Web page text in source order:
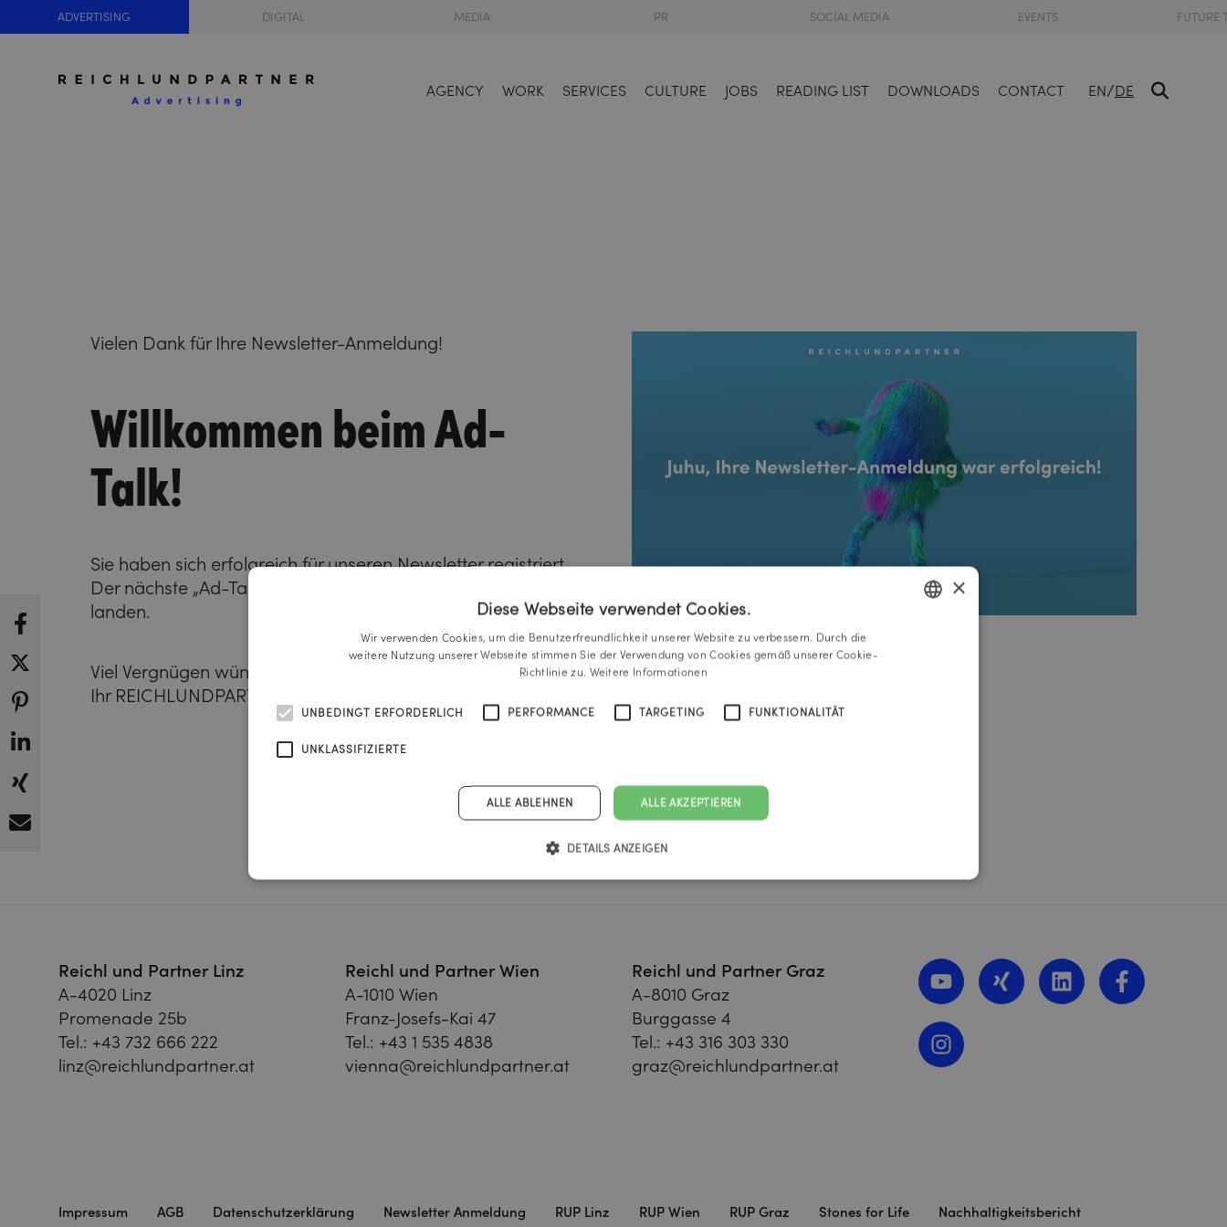
ADVERTISING DIGITAL MEDIA PR SOCIAL MEDIA EVENTS FUTURE
AGENCY WORK SERVICES CULTURE JOBS READING LIST DOWNLOADS CONTACT EN/DE
Vielen Dank für Ihre Newsletter-Anmeldung!
Willkommen beim Ad-
Talk!
Sie haben sich erfolgreich für unseren Newsletter registriert.
Der nächste „Ad-Talk“-Newsletter wird bald in Ihrem Postfach
landen.
Viel Vergnügen wünscht Ihnen
Ihr REICHLUNDPARTNER Team
Reichl und Partner Linz
A-4020 Linz
Promenade 25b
Tel.: +43 732 666 222
linz@reichlundpartner.at
Reichl und Partner Wien
A-1010 Wien
Franz-Josefs-Kai 47
Tel.: +43 1 535 4838
vienna@reichlundpartner.at
Reichl und Partner Graz
A-8010 Graz
Burggasse 4
Tel.: +43 316 303 330
graz@reichlundpartner.at
Impressum AGB Datenschutzerklärung Newsletter Anmeldung RUP Linz RUP Wien RUP Graz Stones for Life Nachhaltigkeitsbericht
×
Diese Webseite verwendet Cookies.
Wir verwenden Cookies, um die Benutzerfreundlichkeit unserer Website zu verbessern. Durch die
weitere Nutzung unserer Webseite stimmen Sie der Verwendung von Cookies gemäß unserer Cookie-
Richtlinie zu. Weitere Informationen
UNBEDINGT ERFORDERLICH PERFORMANCE TARGETING FUNKTIONALITÄT
UNKLASSIFIZIERTE
ALLE AKZEPTIEREN
ALLE ABLEHNEN
DETAILS ANZEIGEN